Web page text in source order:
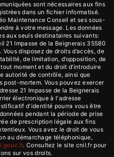
sont nécessaires aux fins
dans un fichier informatisé.
Maintenance Conseil et ses sous-
à votre message. Les données
aux seuls destinataires suivants:
21 Impasse de la Beignerais 35580
disposez de droits d’accès, de
de limitation, d’opposition, de
moment et du droit d’introduire
autorité de contrôle, ainsi que
post-mortem. Vous pouvez exercer
21 Impasse de la Beignerais
électronique à l'adresse
d'identité pourra vous être
pendant la période de prise
de prescription légale aux fins
Vous avez le droit de vous
au démarchage téléphonique,
. Consultez le site cnil.fr pour
sur vos droits.